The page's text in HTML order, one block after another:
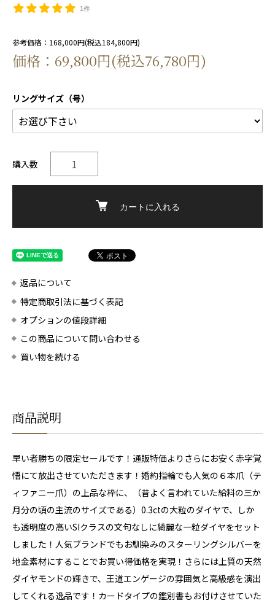
1件
参考価格：168,000円(税込184,800円)
価格：69,800円(税込76,780円)
リングサイズ（号）
購入数
カートに入れる
返品について
特定商取引法に基づく表記
オプションの値段詳細
この商品について問い合わせる
買い物を続ける
商品説明
早い者勝ちの限定セールです！通販特価よりさらにお安く赤字覚
悟にて放出させていただきます！婚約指輪でも人気の６本爪（テ
ィファニー爪）の上品な枠に、（昔よく言われていた給料の三か
月分の頃の主流のサイズである）0.3ctの大粒のダイヤで、しか
も透明度の高いSIクラスの文句なしに綺麗な一粒ダイヤをセット
しました！人気ブランドでもお馴染みのスターリングシルバーを
地金素材にすることでお買い得価格を実現！さらには上質の天然
ダイヤモンドの輝きで、王道エンゲージの雰囲気と高級感を演出
してくれる逸品です！カードタイプの鑑別書もお付けさせていた